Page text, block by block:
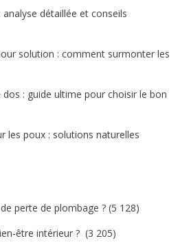
détaillée et conseils
solution : comment surmonter les
: guide ultime pour choisir le bon
les poux : solutions naturelles
perte de plombage ? (5 128)
être intérieur ? (3 205)